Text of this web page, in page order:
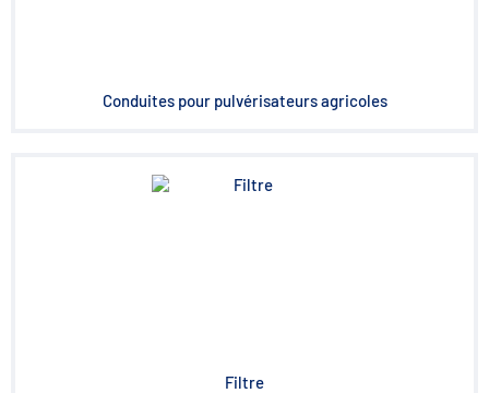
Conduites pour pulvérisateurs agricoles
Filtre